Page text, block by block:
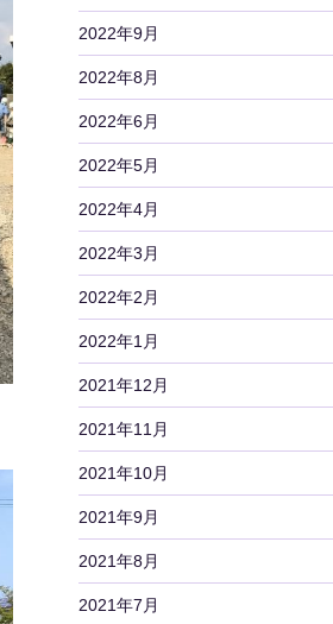
2022年9月
2022年8月
2022年6月
2022年5月
2022年4月
2022年3月
2022年2月
2022年1月
2021年12月
2021年11月
2021年10月
2021年9月
2021年8月
2021年7月